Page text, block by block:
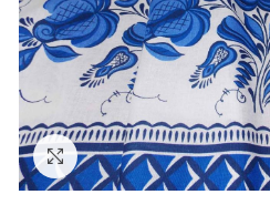
Нажмите, чтобы увеличить